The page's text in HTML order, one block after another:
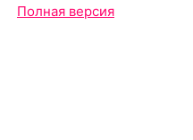
Полная версия